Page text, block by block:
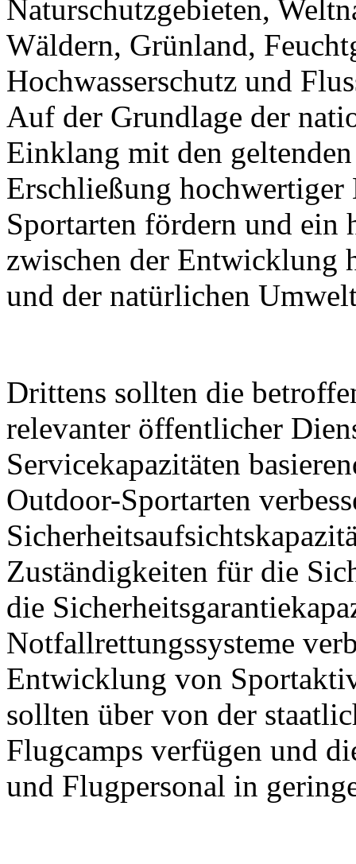
Naturschutzgebieten,
Wäldern, Grünland,
Hochwasserschutz und
Auf der Grundlage der
Einklang mit den
Erschließung
Sportarten fördern und ein
zwischen der Entwicklung
und der natürlichen
Drittens sollten die
relevanter öffentlicher
Servicekapazitäten
Outdoor-Sportarten
Zuständigkeiten für die
die
Notfallrettungssysteme
Entwicklung von
sollten über von der
Flugcamps verfügen und
und Flugpersonal in